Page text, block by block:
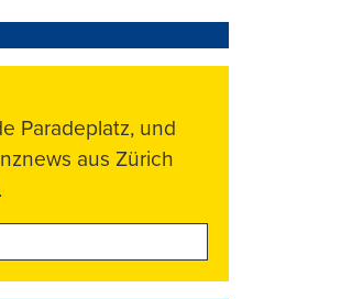
Paradeplatz, und
aus Zürich